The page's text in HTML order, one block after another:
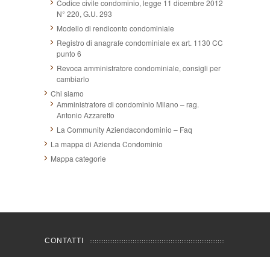
Codice civile condominio, legge 11 dicembre 2012
N° 220, G.U. 293
Modello di rendiconto condominiale
Registro di anagrafe condominiale ex art. 1130 CC
punto 6
Revoca amministratore condominiale, consigli per
cambiarlo
Chi siamo
Amministratore di condominio Milano – rag.
Antonio Azzaretto
La Community Aziendacondominio – Faq
La mappa di Azienda Condominio
Mappa categorie
CONTATTI